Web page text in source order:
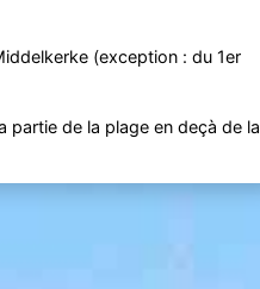
(exception : du 1er
de la plage en deçà de la